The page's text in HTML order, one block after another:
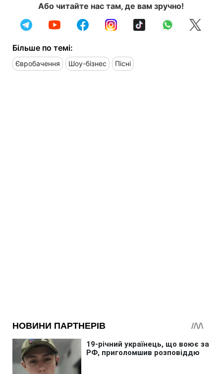
Або читайте нас там, де вам зручно!
Більше по темі:
Євробачення Шоу-бізнес Пісні